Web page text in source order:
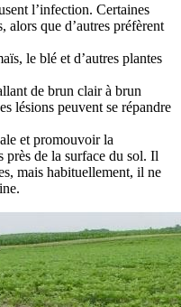
l’infection. Certaines
alors que d’autres préfèrent
le blé et d’autres plantes
de brun clair à brun
lésions peuvent se répandre
et promouvoir la
près de la surface du sol. Il
mais habituellement, il ne